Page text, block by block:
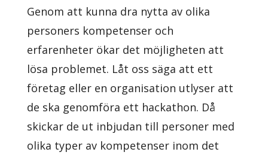
Genom att kunna dra nytta av olika
personers kompetenser och
erfarenheter ökar det möjligheten att
lösa problemet. Låt oss säga att ett
företag eller en organisation utlyser att
de ska genomföra ett hackathon. Då
skickar de ut inbjudan till personer med
olika typer av kompetenser inom det